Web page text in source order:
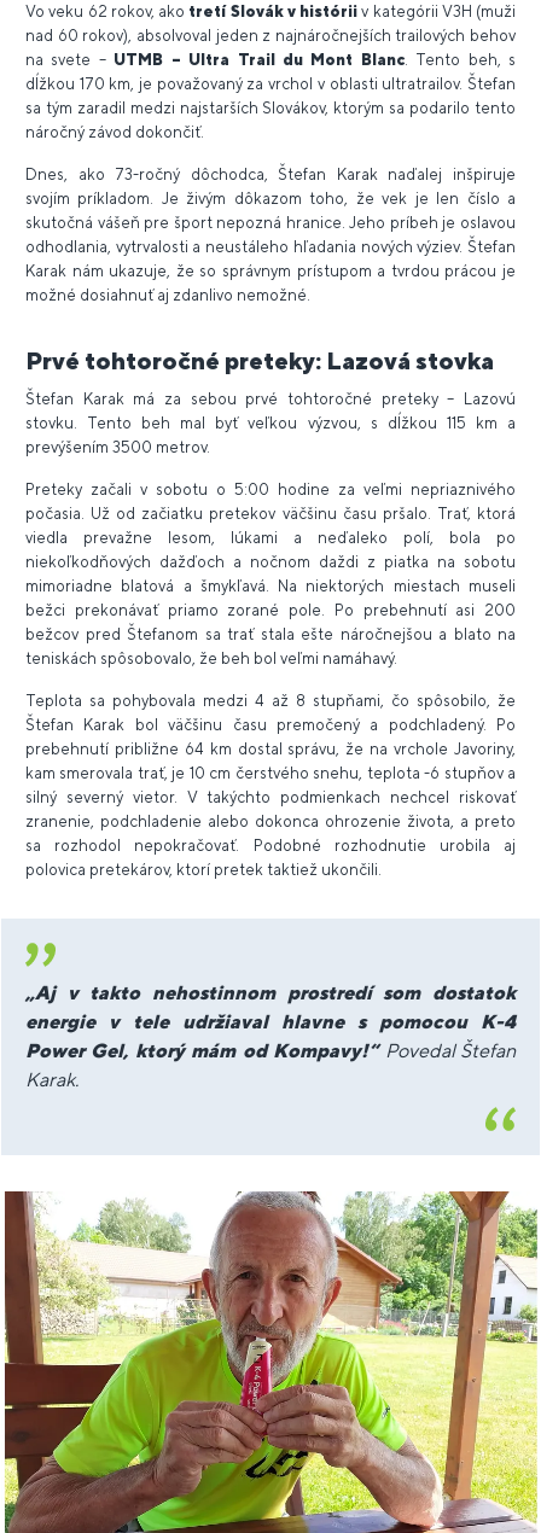
Vo veku 62 rokov, ako tretí Slovák v histórii v kategórii V3H (muži
nad 60 rokov), absolvoval jeden z najnáročnejších trailových behov
na svete – UTMB – Ultra Trail du Mont Blanc. Tento beh, s
dĺžkou 170 km, je považovaný za vrchol v oblasti ultratrailov. Štefan
sa tým zaradil medzi najstarších Slovákov, ktorým sa podarilo tento
náročný závod dokončiť.
Dnes, ako 73-ročný dôchodca, Štefan Karak naďalej inšpiruje
svojím príkladom. Je živým dôkazom toho, že vek je len číslo a
skutočná vášeň pre šport nepozná hranice. Jeho príbeh je oslavou
odhodlania, vytrvalosti a neustáleho hľadania nových výziev. Štefan
Karak nám ukazuje, že so správnym prístupom a tvrdou prácou je
možné dosiahnuť aj zdanlivo nemožné.
Prvé tohtoročné preteky: Lazová stovka
Štefan Karak má za sebou prvé tohtoročné preteky – Lazovú
stovku. Tento beh mal byť veľkou výzvou, s dĺžkou 115 km a
prevýšením 3500 metrov.
Preteky začali v sobotu o 5:00 hodine za veľmi nepriaznivého
počasia. Už od začiatku pretekov väčšinu času pršalo. Trať, ktorá
viedla prevažne lesom, lúkami a neďaleko polí, bola po
niekoľkodňových dažďoch a nočnom daždi z piatka na sobotu
mimoriadne blatová a šmykľavá. Na niektorých miestach museli
bežci prekonávať priamo zorané pole. Po prebehnutí asi 200
bežcov pred Štefanom sa trať stala ešte náročnejšou a blato na
teniskách spôsobovalo, že beh bol veľmi namáhavý.
Teplota sa pohybovala medzi 4 až 8 stupňami, čo spôsobilo, že
Štefan Karak bol väčšinu času premočený a podchladený. Po
prebehnutí približne 64 km dostal správu, že na vrchole Javoriny,
kam smerovala trať, je 10 cm čerstvého snehu, teplota -6 stupňov a
silný severný vietor. V takýchto podmienkach nechcel riskovať
zranenie, podchladenie alebo dokonca ohrozenie života, a preto
sa rozhodol nepokračovať. Podobné rozhodnutie urobila aj
polovica pretekárov, ktorí pretek taktiež ukončili.
„Aj v takto nehostinnom prostredí som dostatok
energie v tele udržiaval hlavne s pomocou K-4
Power Gel, ktorý mám od Kompavy!“ Povedal Štefan
Karak.